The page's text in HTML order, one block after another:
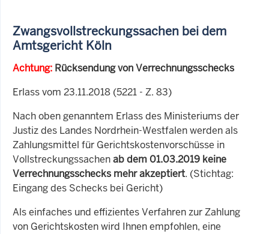
Zwangsvollstreckungssachen bei dem
Amtsgericht Köln
Achtung: Rücksendung von Verrechnungsschecks
Erlass vom 23.11.2018 (5221 - Z. 83)
Nach oben genanntem Erlass des Ministeriums der
Justiz des Landes Nordrhein-Westfalen werden als
Zahlungsmittel für Gerichtskostenvorschüsse in
Vollstreckungssachenab dem 01.03.2019 keine
Verrechnungsschecks mehr akzeptiert. (Stichtag:
Eingang des Schecks bei Gericht)
Als einfaches und effizientes Verfahren zur Zahlung
von Gerichtskosten wird Ihnen empfohlen, eine